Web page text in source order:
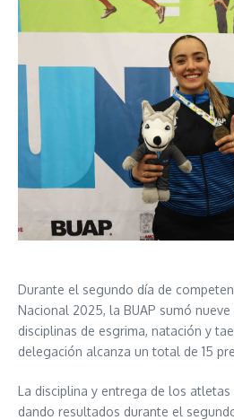
Durante el segundo día de
Nacional 2025, la BUAP sumó
disciplinas de esgrima, natación y
delegación alcanza un total de 15
La disciplina y entrega de los atletas
dando resultados durante el